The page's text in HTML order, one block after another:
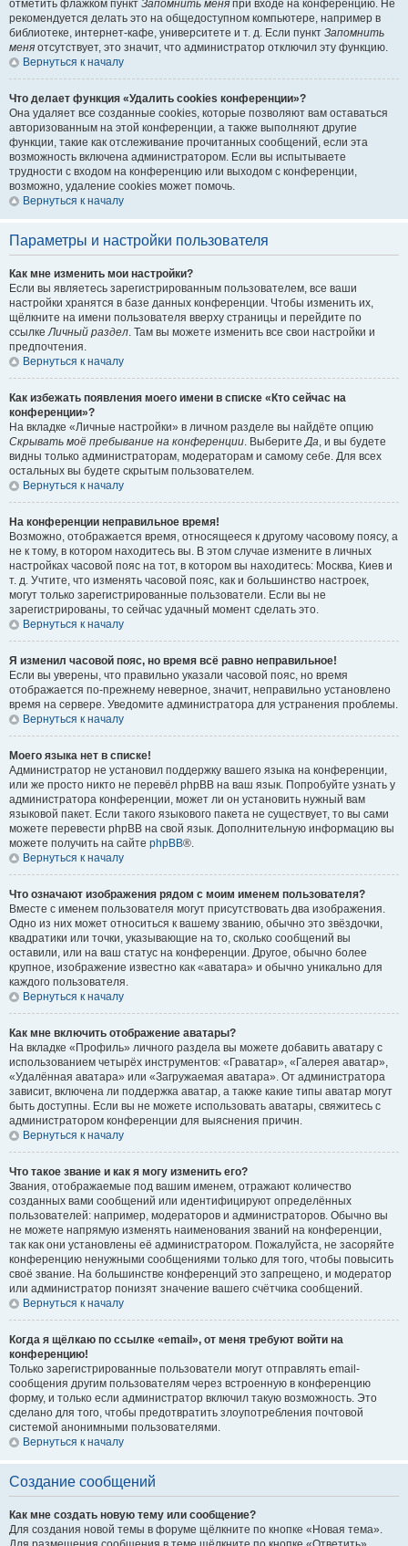
отметить флажком пункт Запомнить меня при входе на конференцию. Не
рекомендуется делать это на общедоступном компьютере, например в
библиотеке, интернет-кафе, университете и т. д. Если пункт Запомнить
меня отсутствует, это значит, что администратор отключил эту функцию.
Вернуться к началу
Что делает функция «Удалить cookies конференции»?
Она удаляет все созданные cookies, которые позволяют вам оставаться
авторизованным на этой конференции, а также выполняют другие
функции, такие как отслеживание прочитанных сообщений, если эта
возможность включена администратором. Если вы испытываете
трудности с входом на конференцию или выходом с конференции,
возможно, удаление cookies может помочь.
Вернуться к началу
Параметры и настройки пользователя
Как мне изменить мои настройки?
Если вы являетесь зарегистрированным пользователем, все ваши
настройки хранятся в базе данных конференции. Чтобы изменить их,
щёлкните на имени пользователя вверху страницы и перейдите по
ссылкеЛичный раздел. Там вы можете изменить все свои настройки и
предпочтения.
Вернуться к началу
Как избежать появления моего имени в списке «Кто сейчас на
конференции»?
На вкладке «Личные настройки» в личном разделе вы найдёте опцию
Скрывать моё пребывание на конференции. ВыберитеДа, и вы будете
видны только администраторам, модераторам и самому себе. Для всех
остальных вы будете скрытым пользователем.
Вернуться к началу
На конференции неправильное время!
Возможно, отображается время, относящееся к другому часовому поясу, а
не к тому, в котором находитесь вы. В этом случае измените в личных
настройках часовой пояс на тот, в котором вы находитесь: Москва, Киев и
т. д. Учтите, что изменять часовой пояс, как и большинство настроек,
могут только зарегистрированные пользователи. Если вы не
зарегистрированы, то сейчас удачный момент сделать это.
Вернуться к началу
Я изменил часовой пояс, но время всё равно неправильное!
Если вы уверены, что правильно указали часовой пояс, но время
отображается по-прежнему неверное, значит, неправильно установлено
время на сервере. Уведомите администратора для устранения проблемы.
Вернуться к началу
Моего языка нет в списке!
Администратор не установил поддержку вашего языка на конференции,
или же просто никто не перевёл phpBB на ваш язык. Попробуйте узнать у
администратора конференции, может ли он установить нужный вам
языковой пакет. Если такого языкового пакета не существует, то вы сами
можете перевести phpBB на свой язык. Дополнительную информацию вы
можете получить на сайте phpBB®.
Вернуться к началу
Что означают изображения рядом с моим именем пользователя?
Вместе с именем пользователя могут присутствовать два изображения.
Одно из них может относиться к вашему званию, обычно это звёздочки,
квадратики или точки, указывающие на то, сколько сообщений вы
оставили, или на ваш статус на конференции. Другое, обычно более
крупное, изображение известно как «аватара» и обычно уникально для
каждого пользователя.
Вернуться к началу
Как мне включить отображение аватары?
На вкладке «Профиль» личного раздела вы можете добавить аватару с
использованием четырёх инструментов: «Граватар», «Галерея аватар»,
«Удалённая аватара» или «Загружаемая аватара». От администратора
зависит, включена ли поддержка аватар, а также какие типы аватар могут
быть доступны. Если вы не можете использовать аватары, свяжитесь с
администратором конференции для выяснения причин.
Вернуться к началу
Что такое звание и как я могу изменить его?
Звания, отображаемые под вашим именем, отражают количество
созданных вами сообщений или идентифицируют определённых
пользователей: например, модераторов и администраторов. Обычно вы
не можете напрямую изменять наименования званий на конференции,
так как они установлены её администратором. Пожалуйста, не засоряйте
конференцию ненужными сообщениями только для того, чтобы повысить
своё звание. На большинстве конференций это запрещено, и модератор
или администратор понизят значение вашего счётчика сообщений.
Вернуться к началу
Когда я щёлкаю по ссылке «email», от меня требуют войти на
конференцию!
Только зарегистрированные пользователи могут отправлять email-
сообщения другим пользователям через встроенную в конференцию
форму, и только если администратор включил такую возможность. Это
сделано для того, чтобы предотвратить злоупотребления почтовой
системой анонимными пользователями.
Вернуться к началу
Создание сообщений
Как мне создать новую тему или сообщение?
Для создания новой темы в форуме щёлкните по кнопке «Новая тема».